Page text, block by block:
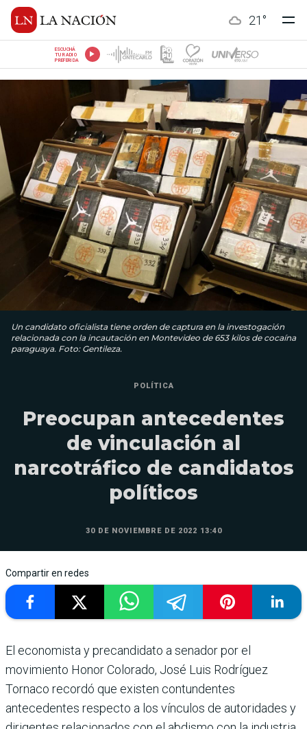
21 °
ESCUCHÁ
TU RADIO
PREFERIDA
Un candidato oficialista tiene orden de captura en la investogación
relacionada con la incautación en Montevideo de 653 kilos de cocaína
paraguaya. Foto: Gentileza.
POLÍTICA
Preocupan antecedentes
de vinculación al
narcotráfico de candidatos
políticos
30 DE NOVIEMBRE DE 2022 13:40
Compartir en redes
El economista y precandidato a senador por el
movimiento Honor Colorado, José Luis Rodríguez
Tornaco recordó que existen contundentes
antecedentes respecto a los vínculos de autoridades y